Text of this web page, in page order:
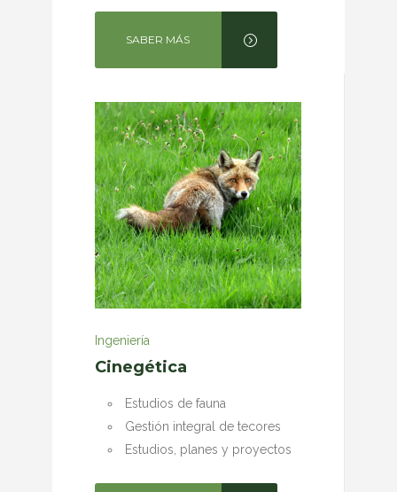
SABER MÁS
Ingeniería
Cinegética
Estudios de fauna
Gestión integral de tecores
Estudios, planes y proyectos